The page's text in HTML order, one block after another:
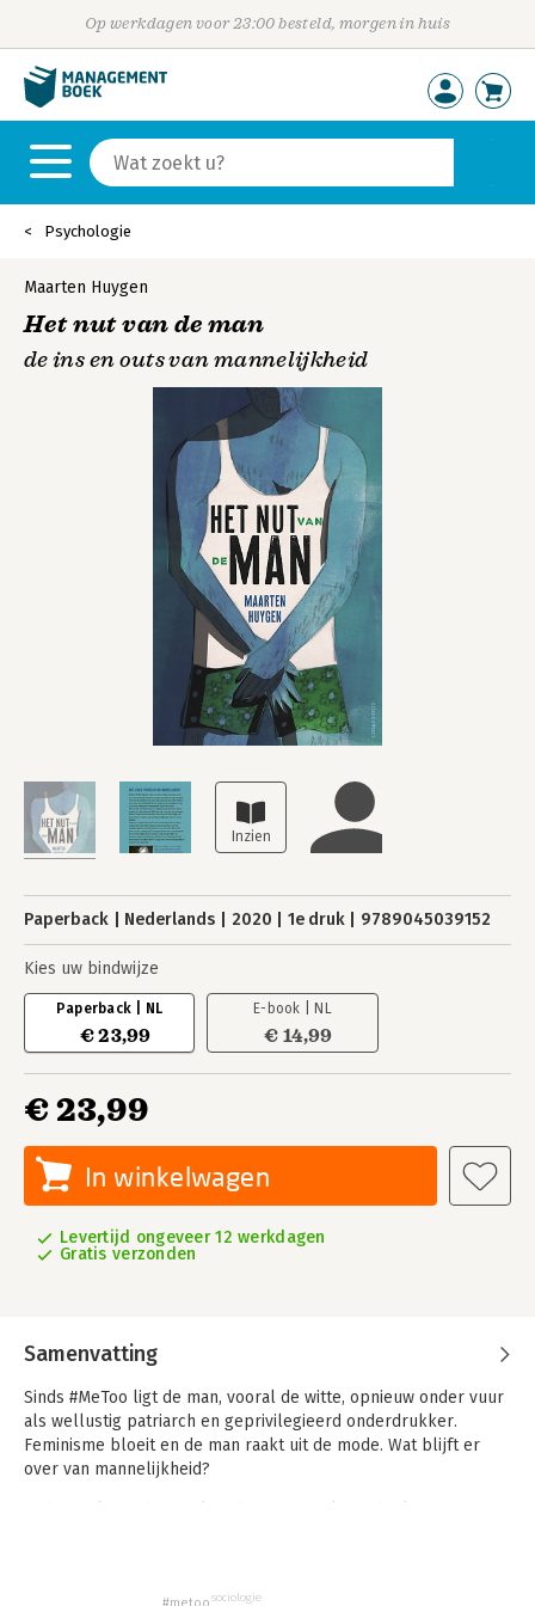
Op werkdagen voor 23:00 besteld, morgen in huis
Psychologie
Maarten Huygen
Het nut van de man
de ins en outs van mannelijkheid
Paperback Nederlands 2020 1e druk 9789045039152
Kies uw bindwijze
Paperback | NL
€ 23,99
E-book | NL
€ 14,99
€ 23,99
In winkelwagen
Levertijd ongeveer 12 werkdagen
Gratis verzonden
Samenvatting
Sinds #MeToo ligt de man, vooral de witte, opnieuw onder vuur
als wellustig patriarch en geprivilegieerd onderdrukker.
Feminisme bloeit en de man raakt uit de mode. Wat blijft er
over van mannelijkheid?
#metoosociologie